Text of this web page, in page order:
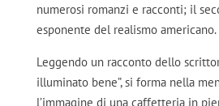
numerosi romanzi e racconti; il
esponente del realismo americano.
Leggendo un racconto dello
illuminato bene”, si forma nella
l’immagine di una caffetteria in